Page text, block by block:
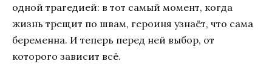
одной трагедией: в тот самый момент, когда
жизнь трещит по швам, героиня узнаёт, что сама
беременна. И теперь перед ней выбор, от
которого зависит всё.